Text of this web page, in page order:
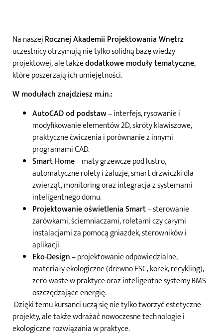
Na naszejRocznej Akademii Projektowania Wnętrz
uczestnicy otrzymują nie tylko solidną bazę wiedzy
projektowej, ale takżedodatkowe moduły tematyczne,
które poszerzają ich umiejętności.
W modułach znajdziesz m.in.:
AutoCAD od podstaw– interfejs, rysowanie i
modyfikowanie elementów 2D, skróty klawiszowe,
praktyczne ćwiczenia i porównanie z innymi
programami CAD.
Smart Home– maty grzewcze pod lustro,
automatyczne rolety i żaluzje, smart drzwiczki dla
zwierząt, monitoring oraz integracja z systemami
inteligentnego domu.
Projektowanie oświetlenia Smart– sterowanie
żarówkami, ściemniaczami, roletami czy całymi
instalacjami za pomocą gniazdek, sterowników i
aplikacji.
Eko-Design– projektowanie odpowiedzialne,
materiały ekologiczne (drewno FSC, korek, recykling),
zero-waste w praktyce oraz inteligentne systemy BMS
oszczędzające energię.
Dzięki temu kursanci uczą się nie tylko tworzyć estetyczne
projekty, ale także wdrażać nowoczesne technologie i
ekologiczne rozwiązania w praktyce.